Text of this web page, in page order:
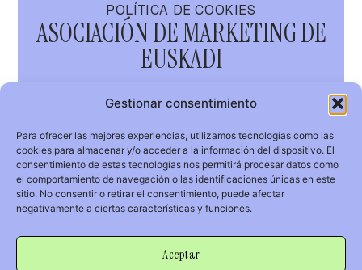
Gestionar consentimiento
Para ofrecer las mejores experiencias, utilizamos tecnologías como las
cookies para almacenar y/o acceder a la información del dispositivo. El
consentimiento de estas tecnologías nos permitirá procesar datos como
el comportamiento de navegación o las identificaciones únicas en este
sitio. No consentir o retirar el consentimiento, puede afectar
negativamente a ciertas características y funciones.
Aceptar
POLÍTICA DE COOKIES
ASOCIACIÓN DE MARKETING DE
EUSKADI
AMA
GURE MARKETIN
KOMUNITATEA
info@asociacionmarketing.com